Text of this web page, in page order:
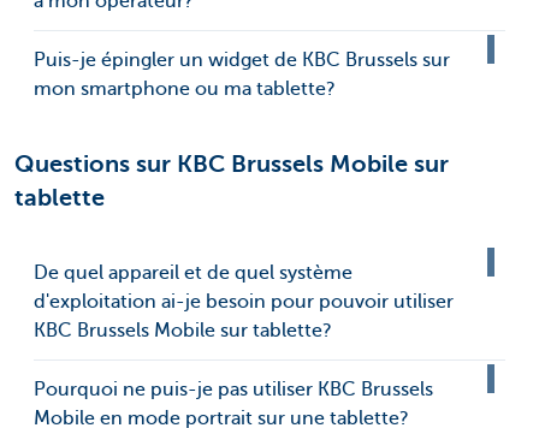
Puis-je épingler un widget de KBC Brussels sur
mon smartphone ou ma tablette?
Questions sur KBC Brussels Mobile sur
tablette
De quel appareil et de quel système
d'exploitation ai-je besoin pour pouvoir utiliser
KBC Brussels Mobile sur tablette?
Pourquoi ne puis-je pas utiliser KBC Brussels
Mobile en mode portrait sur une tablette?